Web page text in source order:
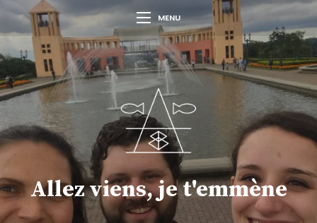
MENU
Allez viens, je t'emmène